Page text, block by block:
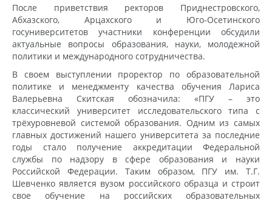
После приветствия ректоров Приднестровского,
Абхазского, Арцахского и Юго-Осетинского
госуниверситетов участники конференции обсудили
актуальные вопросы образования, науки, молодежной
политики и международного сотрудничества.
В своем выступлении проректор по образовательной
политике и менеджменту качества обучения Лариса
Валерьевна Скитская обозначила: «ПГУ – это
классический университет исследовательского типа с
трёхуровневой системой образования. Одним из самых
главных достижений нашего университета за последние
годы стало получение аккредитации Федеральной
службы по надзору в сфере образования и науки
Российской Федерации. Таким образом, ПГУ им. Т.Г.
Шевченко является вузом российского образца и строит
свое обучение на российских образовательных